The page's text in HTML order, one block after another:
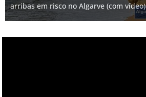
arribas em risco no Algarve (com vídeo)
entre redes e fábricas
Algarve voltam a ter vida (com vídeo)
hotéis (com vídeo)
gastronómica nasce no Algarve